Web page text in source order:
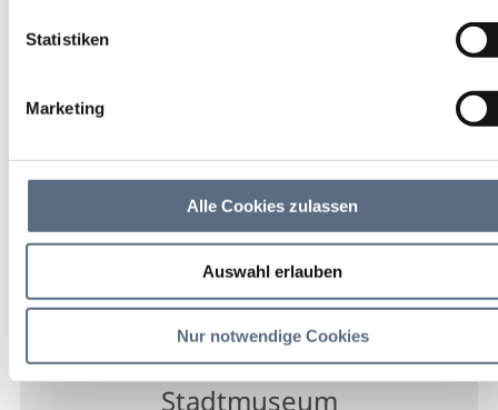
Statistiken
Marketing
Alle Cookies zulassen
Auswahl erlauben
Nur notwendige Cookies
Exempl…“ – Verbrechen
Baiern
Vortrag/Lesung/Vorführung
23 Sep 2026
Mi 19:30 - 00:00 Uhr
Bad Tölz
Stadtmuseum